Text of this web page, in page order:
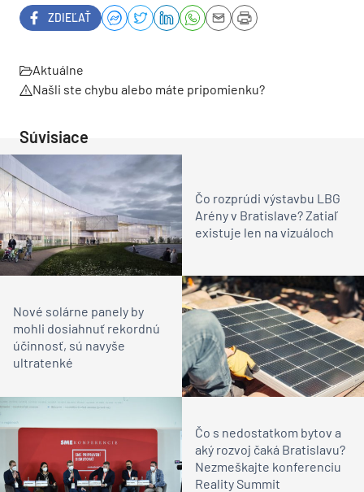
ZDIEĽAŤ
Aktuálne
Našli ste chybu alebo máte pripomienku?
Súvisiace
Čo rozprúdi výstavbu LBG
Arény v Bratislave? Zatiaľ
existuje len na vizuáloch
Nové solárne panely by
mohli dosiahnuť rekordnú
účinnosť, sú navyše
ultratenké
Čo s nedostatkom bytov a
aký rozvoj čaká Bratislavu?
Nezmeškajte konferenciu
Reality Summit